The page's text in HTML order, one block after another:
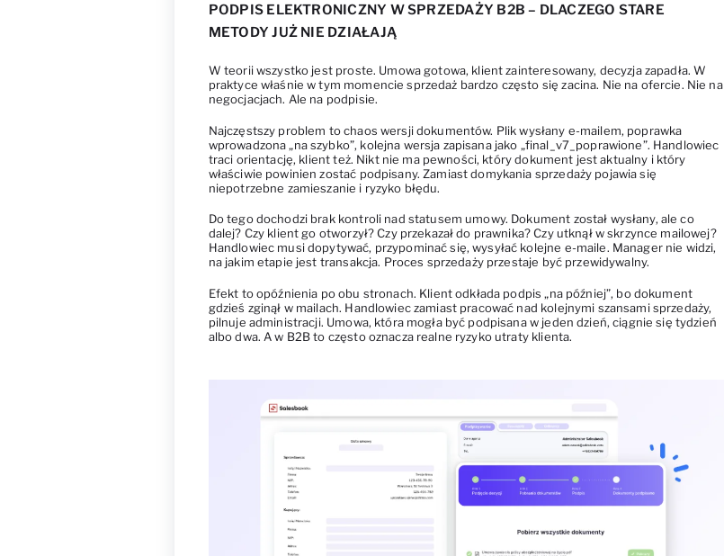
PODPIS ELEKTRONICZNY W SPRZEDAŻY B2B – DLACZEGO STARE
METODY JUŻ NIE DZIAŁAJĄ
W teorii wszystko jest proste. Umowa gotowa, klient zainteresowany, decyzja zapadła. W
praktyce właśnie w tym momencie sprzedaż bardzo często się zacina. Nie na ofercie. Nie na
negocjacjach. Ale na podpisie.
Najczęstszy problem to chaos wersji dokumentów. Plik wysłany e-mailem, poprawka
wprowadzona „na szybko”, kolejna wersja zapisana jako „final_v7_poprawione”. Handlowiec
traci orientację, klient też. Nikt nie ma pewności, który dokument jest aktualny i który
właściwie powinien zostać podpisany. Zamiast domykania sprzedaży pojawia się
niepotrzebne zamieszanie i ryzyko błędu.
Do tego dochodzi brak kontroli nad statusem umowy. Dokument został wysłany, ale co
dalej? Czy klient go otworzył? Czy przekazał do prawnika? Czy utknął w skrzynce mailowej?
Handlowiec musi dopytywać, przypominać się, wysyłać kolejne e-maile. Manager nie widzi,
na jakim etapie jest transakcja. Proces sprzedaży przestaje być przewidywalny.
Efekt to opóźnienia po obu stronach. Klient odkłada podpis „na później”, bo dokument
gdzieś zginął w mailach. Handlowiec zamiast pracować nad kolejnymi szansami sprzedaży,
pilnuje administracji. Umowa, która mogła być podpisana w jeden dzień, ciągnie się tydzień
albo dwa. A w B2B to często oznacza realne ryzyko utraty klienta.